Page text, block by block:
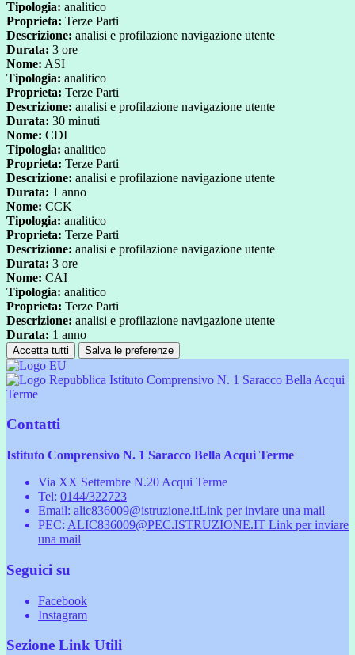
Tipologia: analitico
Proprieta: Terze Parti
Descrizione: analisi e profilazione navigazione utente
Durata: 3 ore
Nome: ASI
Tipologia: analitico
Proprieta: Terze Parti
Descrizione: analisi e profilazione navigazione utente
Durata: 30 minuti
Nome: CDI
Tipologia: analitico
Proprieta: Terze Parti
Descrizione: analisi e profilazione navigazione utente
Durata: 1 anno
Nome: CCK
Tipologia: analitico
Proprieta: Terze Parti
Descrizione: analisi e profilazione navigazione utente
Durata: 3 ore
Nome: CAI
Tipologia: analitico
Proprieta: Terze Parti
Descrizione: analisi e profilazione navigazione utente
Durata: 1 anno
Accetta tutti Salva le preferenze
Istituto Comprensivo N. 1 Saracco Bella Acqui
Terme
Contatti
Istituto Comprensivo N. 1 Saracco Bella Acqui Terme
Via XX Settembre N.20 Acqui Terme
Tel: 0144/322723
Email: alic836009@istruzione.itLink per inviare una mail
PEC: ALIC836009@PEC.ISTRUZIONE.IT Link per inviare
una mail
Seguici su
Facebook
Instagram
Sezione Link Utili